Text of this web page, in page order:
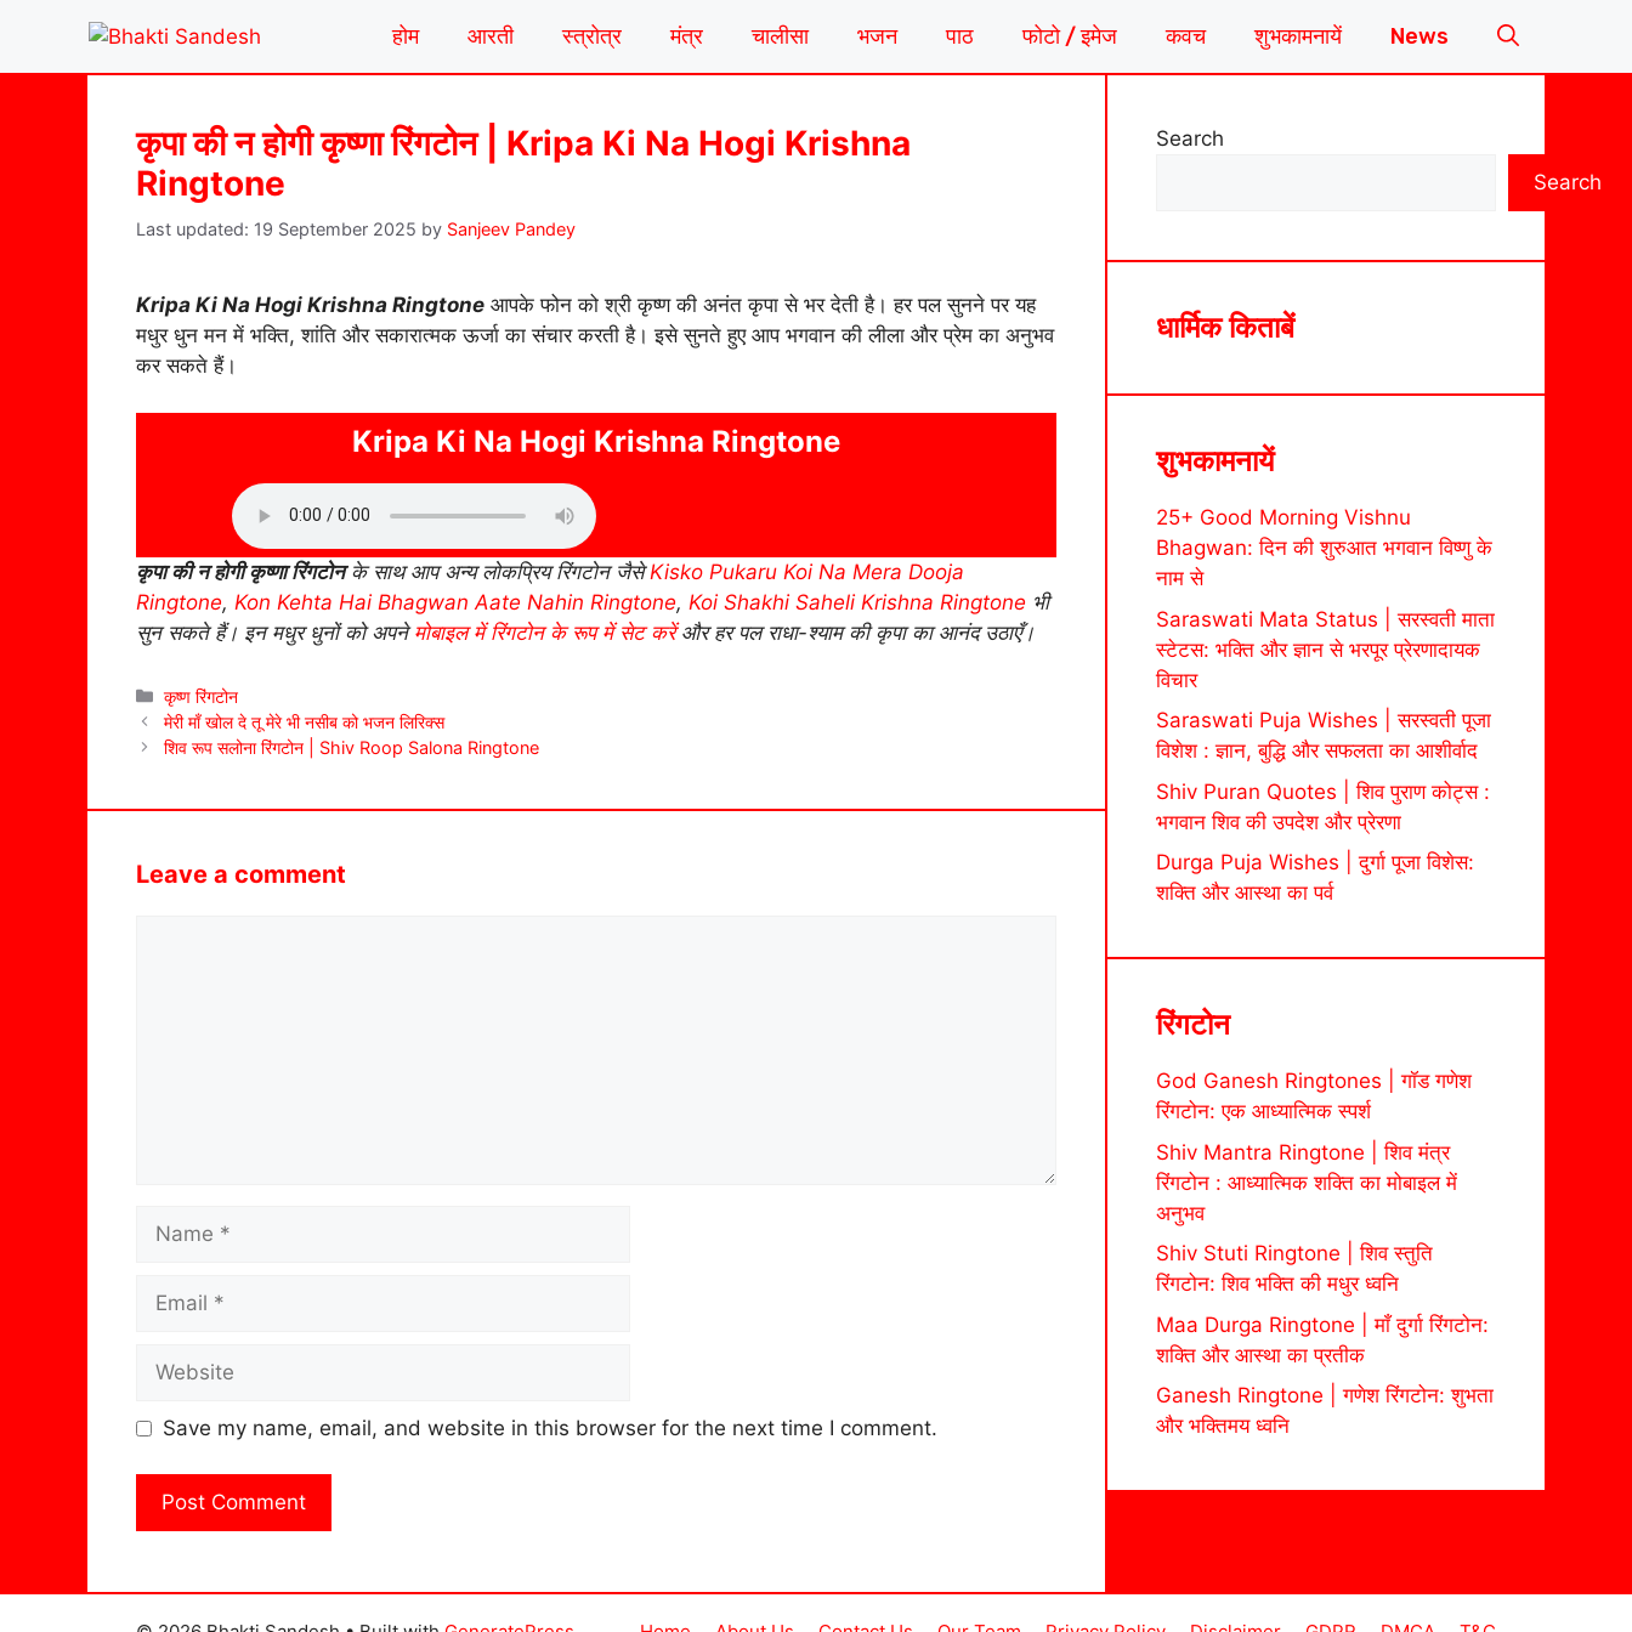
content
होम आरती स्त्रोत्र मंत्र चालीसा भजन पाठ फोटो / इमेज कवच शुभकामनायें News
कृपा की न होगी कृष्णा रिंगटोन | Kripa Ki Na Hogi Krishna
Ringtone
19 September 2025 by Sanjeev Pandey
Kripa Ki Na Hogi Krishna Ringtone आपके फोन को श्री कृष्ण की अनंत कृपा से भर देती है। हर पल सुनने पर यह
मधुर धुन मन में भक्ति, शांति और सकारात्मक ऊर्जा का संचार करती है। इसे सुनते हुए आप भगवान की लीला और प्रेम का अनुभव
कर सकते हैं।
Kripa Ki Na Hogi Krishna Ringtone
कृपा की न होगी कृष्णा रिंगटोनके साथ आप अन्य लोकप्रिय रिंगटोन जैसेKisko Pukaru Koi Na Mera Dooja
Ringtone, Kon Kehta Hai Bhagwan Aate Nahin Ringtone, Koi Shakhi Saheli Krishna Ringtone भी
सुन सकते हैं। इन मधुर धुनों को अपनेमोबाइल में रिंगटोन के रूप में सेट करेंऔर हर पल राधा-श्याम की कृपा का आनंद उठाएँ।
Categories
कृष्ण रिंगटोन
मेरी माँ खोल दे तू मेरे भी नसीब को भजन लिरिक्स
शिव रूप सलोना रिंगटोन | Shiv Roop Salona Ringtone
Leave a comment
Save my name, email, and website in this browser for the next time I comment.
Search
Search
धार्मिक किताबें
शुभकामनायें
25+ Good Morning Vishnu
Bhagwan: दिन की शुरुआत भगवान विष्णु के
नाम से
Saraswati Mata Status | सरस्वती माता
स्टेटस: भक्ति और ज्ञान से भरपूर प्रेरणादायक
विचार
Saraswati Puja Wishes | सरस्वती पूजा
विशेश : ज्ञान, बुद्धि और सफलता का आशीर्वाद
Shiv Puran Quotes | शिव पुराण कोट्स :
भगवान शिव की उपदेश और प्रेरणा
Durga Puja Wishes | दुर्गा पूजा विशेस:
शक्ति और आस्था का पर्व
रिंगटोन
God Ganesh Ringtones | गॉड गणेश
रिंगटोन: एक आध्यात्मिक स्पर्श
Shiv Mantra Ringtone | शिव मंत्र
रिंगटोन : आध्यात्मिक शक्ति का मोबाइल में
अनुभव
Shiv Stuti Ringtone | शिव स्तुति
रिंगटोन: शिव भक्ति की मधुर ध्वनि
Maa Durga Ringtone | माँ दुर्गा रिंगटोन:
शक्ति और आस्था का प्रतीक
Ganesh Ringtone | गणेश रिंगटोन: शुभता
और भक्तिमय ध्वनि